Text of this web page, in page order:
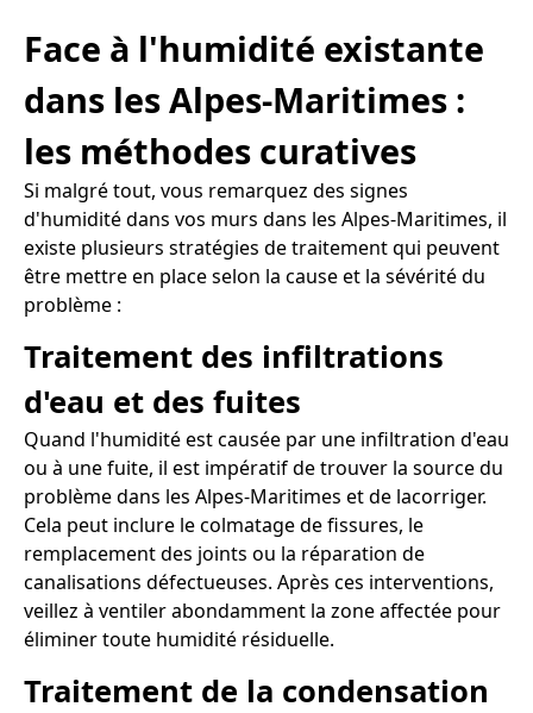
Face à l'humidité existante
dans les Alpes-Maritimes :
les méthodes curatives
Si malgré tout, vous remarquez des signes
d'humidité dans vos murs dans les Alpes-Maritimes, il
existe plusieurs stratégies de traitement qui peuvent
être mettre en place selon la cause et la sévérité du
problème :
Traitement des infiltrations
d'eau et des fuites
Quand l'humidité est causée par une infiltration d'eau
ou à une fuite, il est impératif de trouver la source du
problème dans les Alpes-Maritimes et de lacorriger.
Cela peut inclure le colmatage de fissures, le
remplacement des joints ou la réparation de
canalisations défectueuses. Après ces interventions,
veillez à ventiler abondamment la zone affectée pour
éliminer toute humidité résiduelle.
Traitement de la condensation